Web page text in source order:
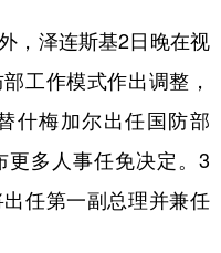
河北 山西
上海 江苏
泽连斯基2日晚在视
工作模式作出调整，
什梅加尔出任国防部
更多人事任免决定。3
任第一副总理并兼任